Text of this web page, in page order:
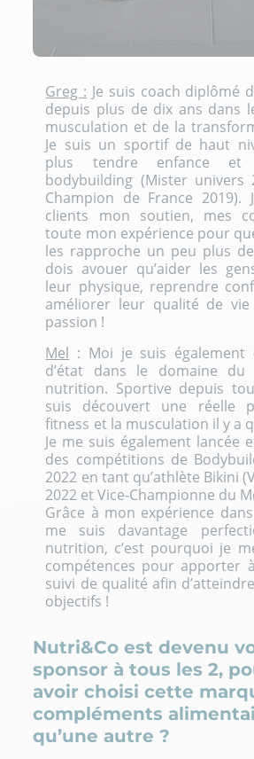
Greg : Je suis coach diplômé
depuis plus de dix ans dans
musculation et de la
Je suis un sportif de haut
plus tendre enfance et
bodybuilding (Mister univers
Champion de France 2019).
clients mon soutien, mes
toute mon expérience pour
les rapproche un peu plus
dois avouer qu’aider les
leur physique, reprendre
améliorer leur qualité de
passion !
Mel : Moi je suis également
d’état dans le domaine
nutrition. Sportive depuis
suis découvert une réelle
fitness et la musculation il y a
Je me suis également lancée
des compétitions de
2022 en tant qu’athlète Bikini
2022 et Vice-Championne du
Grâce à mon expérience
me suis davantage
nutrition, c’est pourquoi je
compétences pour apporter
suivi de qualité afin
objectifs !
Nutri&Co est devenu
sponsor à tous les 2,
avoir choisi cette
compléments
qu’une autre ?